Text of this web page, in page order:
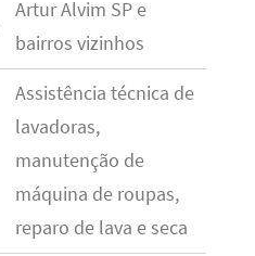
Artur Alvim SP e
bairros vizinhos
Assistência técnica de
lavadoras,
manutenção de
máquina de roupas,
reparo de lava e seca